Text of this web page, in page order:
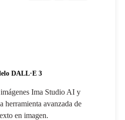
DALL·E 3
Ima Studio AI y
avanzada de
en imagen.